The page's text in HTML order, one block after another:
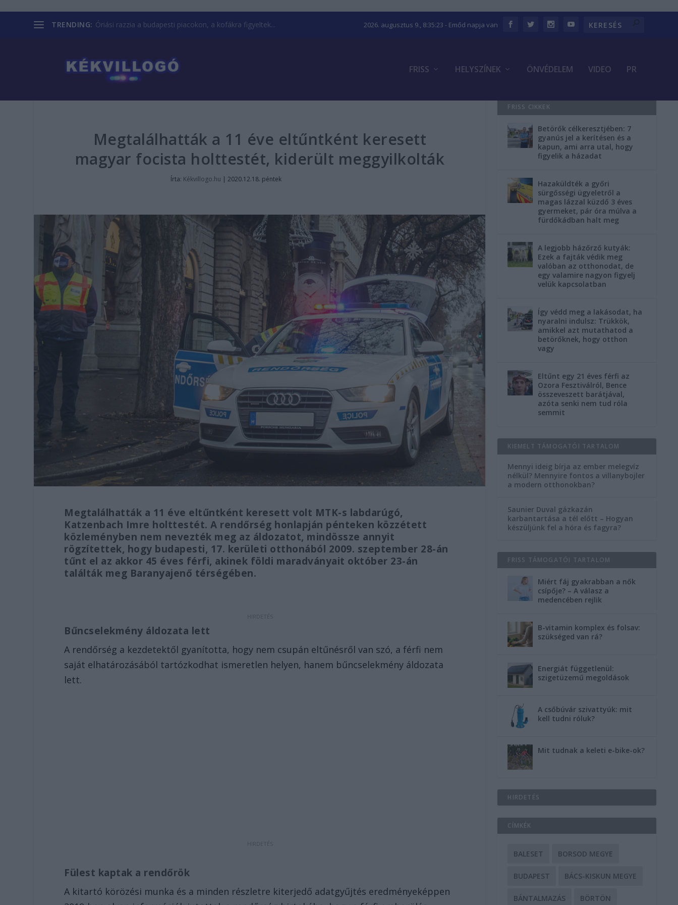
TRENDING: Óriási razzia a budapesti piacokon, a kofákra figyeltek... 2026. augusztus 9., 8:35:24 - Emőd napja van
FRISS HELYSZÍNEK ÖNVÉDELEM VIDEO PR
Megtalálhatták a 11 éve eltűntként keresett
magyar focista holttestét, kiderült meggyilkolták
Írta: Kékvillogo.hu |2020.12.18. péntek
Megtalálhatták a 11 éve eltűntként keresett volt MTK-s labdarúgó,
Katzenbach Imre holttestét. A rendőrség honlapján pénteken közzétett
közleményben nem nevezték meg az áldozatot, mindössze annyit
rögzítettek, hogy budapesti, 17. kerületi otthonából 2009. szeptember 28-án
tűnt el az akkor 45 éves férfi, akinek földi maradványait október 23-án
találták meg Baranyajenő térségében.
Bűncselekmény áldozata lett
A rendőrség a kezdetektől gyanította, hogy nem csupán eltűnésről van szó, a férfi nem
saját elhatározásából tartózkodhat ismeretlen helyen, hanem bűncselekmény áldozata
lett.
Fülest kaptak a rendőrök
A kitartó körözési munka és a minden részletre kiterjedő adatgyűjtés eredményeképpen
FRISS CIKKEK
Betörők célkeresztjében: 7
gyanús jel a kerítésen és a
kapun, ami arra utal, hogy
figyelik a házadat
Hazaküldték a győri
sürgősségi ügyeletről a
magas lázzal küzdő 3 éves
gyermeket, pár óra múlva a
fürdőkádban halt meg
A legjobb házőrző kutyák:
Ezek a fajták védik meg
valóban az otthonodat, de
egy valamire nagyon figyelj
velük kapcsolatban
Így védd meg a lakásodat, ha
nyaralni indulsz: Trükkök,
amikkel azt mutathatod a
betörőknek, hogy otthon
vagy
Eltűnt egy 21 éves férfi az
Ozora Fesztiválról, Bence
összeveszett barátjával,
azóta senki nem tud róla
semmit
KIEMELT TÁMOGATÓI TARTALOM
Mennyi ideig bírja az ember melegvíz
nélkül? Mennyire fontos a villanybojler
a modern otthonokban?
Saunier Duval gázkazán
karbantartása a tél előtt – Hogyan
készüljünk fel a hóra és fagyra?
FRISS TÁMOGATÓI TARTALOM
Miért fáj gyakrabban a nők
csípője? – A válasz a
medencében rejlik
B-vitamin komplex és folsav:
szükséged van rá?
Energiát függetlenül:
szigetüzemű megoldások
A csőbúvár szivattyúk: mit
kell tudni róluk?
Mit tudnak a keleti e-bike-ok?
HIRDETÉS
CÍMKÉK
BALESET BORSOD MEGYE
BUDAPEST BÁCS-KISKUN MEGYE
BÁNTALMAZÁS BÖRTÖN